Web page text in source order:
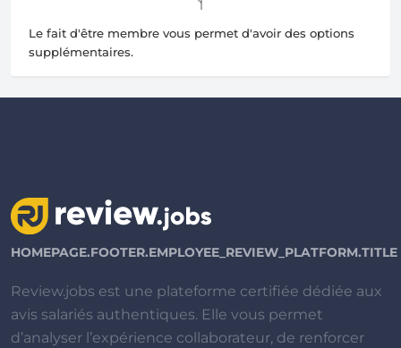
Le fait d'être membre vous permet d'avoir des options
supplémentaires.
HOMEPAGE.FOOTER.EMPLOYEE_REVIEW_PLATFORM.TITLE
Review.jobs est une plateforme certifiée dédiée aux
avis salariés authentiques. Elle vous permet
d’analyser l’expérience collaborateur, de renforcer